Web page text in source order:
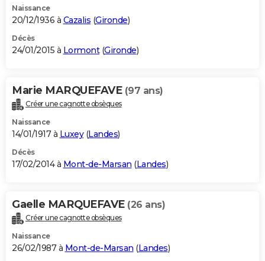
Naissance
20/12/1936 à Cazalis (Gironde)
Décès
24/01/2015 à Lormont(Gironde)
Marie MARQUEFAVE (97 ans)
Créer une cagnotte obsèques
Naissance
14/01/1917 à Luxey(Landes)
Décès
17/02/2014 à Mont-de-Marsan (Landes)
Gaelle MARQUEFAVE (26 ans)
Créer une cagnotte obsèques
Naissance
26/02/1987 à Mont-de-Marsan (Landes)